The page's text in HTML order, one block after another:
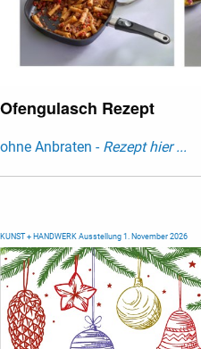
Ofengulasch Rezept
ohne Anbraten - Rezept hier ...
KUNST + HANDWERK Ausstellung 1. November 2026